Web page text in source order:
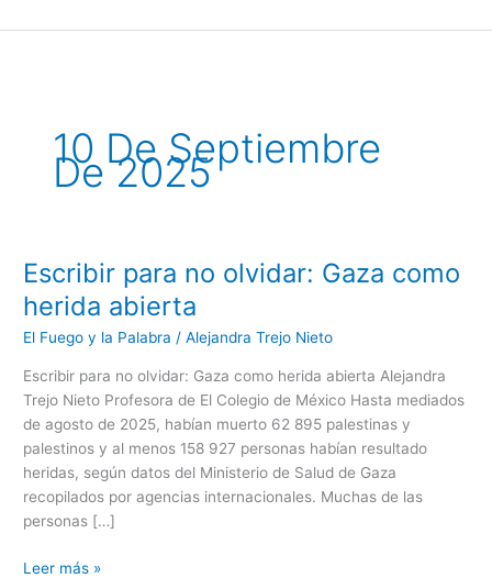
al
10 De Septiembre
De 2025
Escribir para no olvidar: Gaza como
herida abierta
El Fuego y la Palabra /Alejandra Trejo Nieto
Escribir para no olvidar: Gaza como herida abierta Alejandra
Trejo Nieto Profesora de El Colegio de México Hasta mediados
de agosto de 2025, habían muerto 62 895 palestinas y
palestinos y al menos 158 927 personas habían resultado
heridas, según datos del Ministerio de Salud de Gaza
recopilados por agencias internacionales. Muchas de las
personas […]
Escribir
para
no
olvidar:
herida
abierta
Leer más »